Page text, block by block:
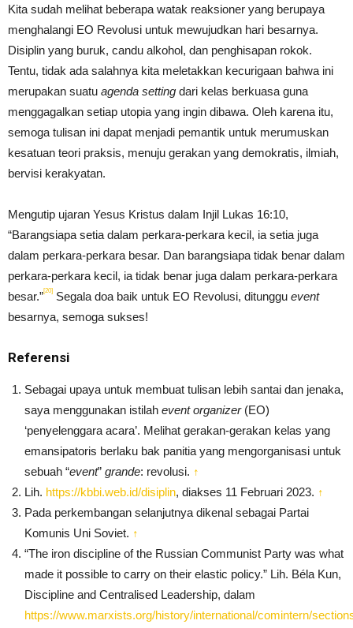
Kita sudah melihat beberapa watak reaksioner yang berupaya
menghalangi EO Revolusi untuk mewujudkan hari besarnya.
Disiplin yang buruk, candu alkohol, dan penghisapan rokok.
Tentu, tidak ada salahnya kita meletakkan kecurigaan bahwa ini
merupakan suatu agenda setting dari kelas berkuasa guna
menggagalkan setiap utopia yang ingin dibawa. Oleh karena itu,
semoga tulisan ini dapat menjadi pemantik untuk merumuskan
kesatuan teori praksis, menuju gerakan yang demokratis, ilmiah,
bervisi kerakyatan.
Mengutip ujaran Yesus Kristus dalam Injil Lukas 16:10,
“Barangsiapa setia dalam perkara-perkara kecil, ia setia juga
dalam perkara-perkara besar. Dan barangsiapa tidak benar dalam
perkara-perkara kecil, ia tidak benar juga dalam perkara-perkara
besar.”[20] Segala doa baik untuk EO Revolusi, ditunggu event
besarnya, semoga sukses!
Referensi
Sebagai upaya untuk membuat tulisan lebih santai dan jenaka,
saya menggunakan istilah event organizer (EO)
‘penyelenggara acara’. Melihat gerakan-gerakan kelas yang
emansipatoris berlaku bak panitia yang mengorganisasi untuk
sebuah “event” grande: revolusi. ↑
Lih. https://kbbi.web.id/disiplin, diakses 11 Februari 2023. ↑
Pada perkembangan selanjutnya dikenal sebagai Partai
Komunis Uni Soviet. ↑
“The iron discipline of the Russian Communist Party was what
made it possible to carry on their elastic policy.” Lih. Béla Kun,
Discipline and Centralised Leadership, dalam
https://www.marxists.org/history/international/comintern/